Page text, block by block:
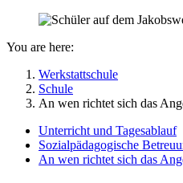
You are here:
Werkstattschule
Schule
An wen richtet sich das
Unterricht und Tagesablauf
Sozialpädagogische
An wen richtet sich das